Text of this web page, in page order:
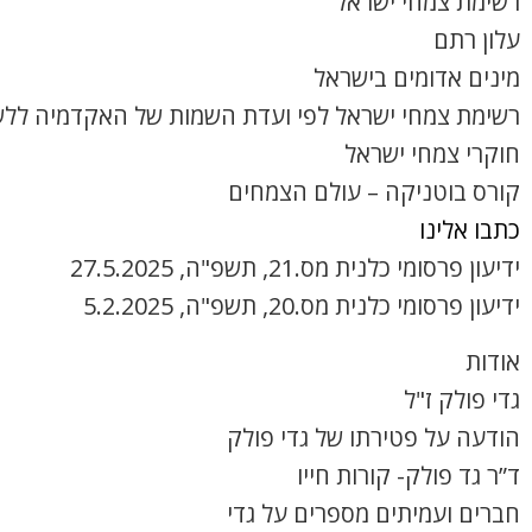
עלון רתם
מינים אדומים בישראל
רשימת צמחי ישראל לפי ועדת השמות של האקדמיה
חוקרי צמחי ישראל
קורס בוטניקה – עולם הצמחים
כתבו אלינו
ידיעון פרסומי כלנית מס.21, תשפ"ה, 27.5.2025
ידיעון פרסומי כלנית מס.20, תשפ"ה, 5.2.2025
אודות
גדי פולק ז"ל
הודעה על פטירתו של גדי פולק
ד”ר גד פולק- קורות חייו
חברים ועמיתים מספרים על גדי